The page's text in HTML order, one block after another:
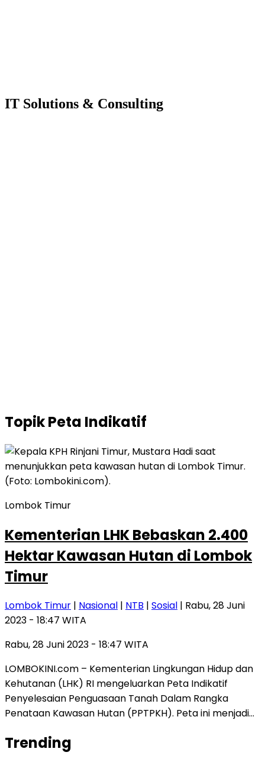
IT Solutions & Consulting
TopikPeta Indikatif
Lombok Timur
Kementerian LHK Bebaskan 2.400
Hektar Kawasan Hutan di Lombok
Timur
Lombok Timur | Nasional | NTB | Sosial | Rabu, 28 Juni
2023 - 18:47 WITA
Rabu, 28 Juni 2023 - 18:47 WITA
LOMBOKINI.com – Kementerian Lingkungan Hidup dan
Kehutanan (LHK) RI mengeluarkan Peta Indikatif
Penyelesaian Penguasaan Tanah Dalam Rangka
Penataan Kawasan Hutan (PPTPKH). Peta ini menjadi…
Trending